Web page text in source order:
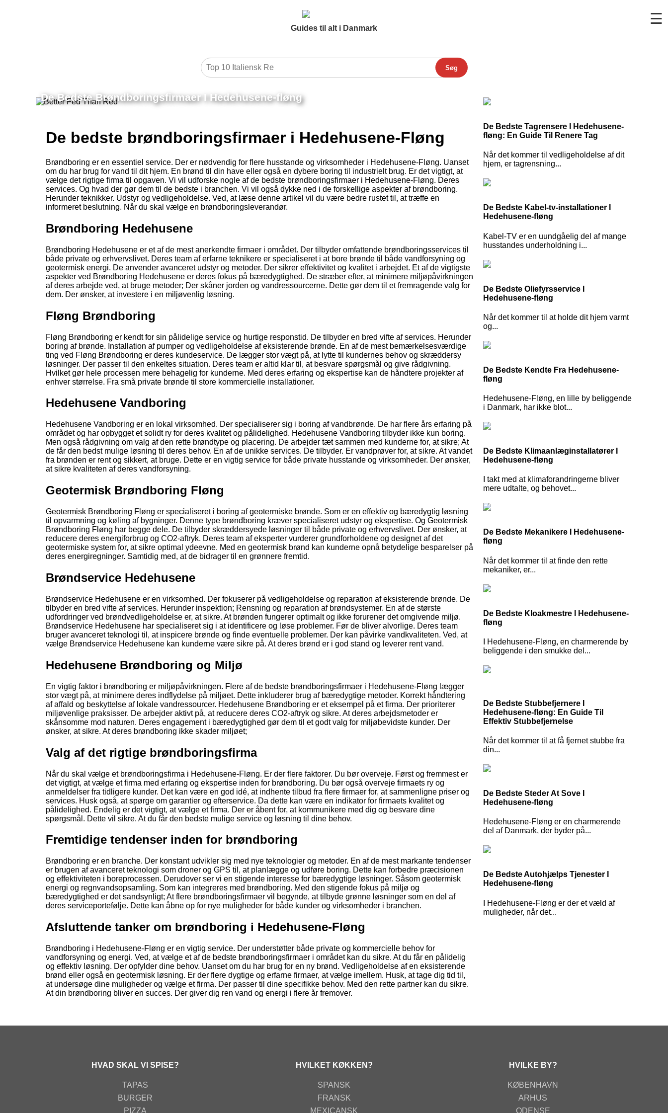
Guides til alt i Danmark
☰
Søg
De Bedste Brøndboringsfirmaer I Hedehusene-fløng
De bedste brøndboringsfirmaer i Hedehusene-Fløng
Brøndboring er en essentiel service. Der er nødvendig for flere husstande og virksomheder i Hedehusene-Fløng. Uanset
om du har brug for vand til dit hjem. En brønd til din have eller også en dybere boring til industrielt brug. Er det vigtigt, at
vælge det rigtige firma til opgaven. Vi vil udforske nogle af de bedste brøndboringsfirmaer i Hedehusene-Fløng. Deres
services. Og hvad der gør dem til de bedste i branchen. Vi vil også dykke ned i de forskellige aspekter af brøndboring.
Herunder teknikker. Udstyr og vedligeholdelse. Ved, at læse denne artikel vil du være bedre rustet til, at træffe en
informeret beslutning. Når du skal vælge en brøndboringsleverandør.
Brøndboring Hedehusene
Brøndboring Hedehusene er et af de mest anerkendte firmaer i området. Der tilbyder omfattende brøndboringsservices til
både private og erhvervslivet. Deres team af erfarne teknikere er specialiseret i at bore brønde til både vandforsyning og
geotermisk energi. De anvender avanceret udstyr og metoder. Der sikrer effektivitet og kvalitet i arbejdet. Et af de vigtigste
aspekter ved Brøndboring Hedehusene er deres fokus på bæredygtighed. De stræber efter, at minimere miljøpåvirkningen
af deres arbejde ved, at bruge metoder; Der skåner jorden og vandressourcerne. Dette gør dem til et fremragende valg for
dem. Der ønsker, at investere i en miljøvenlig løsning.
Fløng Brøndboring
Fløng Brøndboring er kendt for sin pålidelige service og hurtige responstid. De tilbyder en bred vifte af services. Herunder
boring af brønde. Installation af pumper og vedligeholdelse af eksisterende brønde. En af de mest bemærkelsesværdige
ting ved Fløng Brøndboring er deres kundeservice. De lægger stor vægt på, at lytte til kundernes behov og skræddersy
løsninger. Der passer til den enkeltes situation. Deres team er altid klar til, at besvare spørgsmål og give rådgivning.
Hvilket gør hele processen mere behagelig for kunderne. Med deres erfaring og ekspertise kan de håndtere projekter af
enhver størrelse. Fra små private brønde til store kommercielle installationer.
Hedehusene Vandboring
Hedehusene Vandboring er en lokal virksomhed. Der specialiserer sig i boring af vandbrønde. De har flere års erfaring på
området og har opbygget et solidt ry for deres kvalitet og pålidelighed. Hedehusene Vandboring tilbyder ikke kun boring.
Men også rådgivning om valg af den rette brøndtype og placering. De arbejder tæt sammen med kunderne for, at sikre; At
de får den bedst mulige løsning til deres behov. En af de unikke services. De tilbyder. Er vandprøver for, at sikre. At vandet
fra brønden er rent og sikkert, at bruge. Dette er en vigtig service for både private husstande og virksomheder. Der ønsker,
at sikre kvaliteten af deres vandforsyning.
Geotermisk Brøndboring Fløng
Geotermisk Brøndboring Fløng er specialiseret i boring af geotermiske brønde. Som er en effektiv og bæredygtig løsning
til opvarmning og køling af bygninger. Denne type brøndboring kræver specialiseret udstyr og ekspertise. Og Geotermisk
Brøndboring Fløng har begge dele. De tilbyder skræddersyede løsninger til både private og erhvervslivet. Der ønsker, at
reducere deres energiforbrug og CO2-aftryk. Deres team af eksperter vurderer grundforholdene og designet af det
geotermiske system for, at sikre optimal ydeevne. Med en geotermisk brønd kan kunderne opnå betydelige besparelser på
deres energiregninger. Samtidig med, at de bidrager til en grønnere fremtid.
Brøndservice Hedehusene
Brøndservice Hedehusene er en virksomhed. Der fokuserer på vedligeholdelse og reparation af eksisterende brønde. De
tilbyder en bred vifte af services. Herunder inspektion; Rensning og reparation af brøndsystemer. En af de største
udfordringer ved brøndvedligeholdelse er, at sikre. At brønden fungerer optimalt og ikke forurener det omgivende miljø.
Brøndservice Hedehusene har specialiseret sig i at identificere og løse problemer. Før de bliver alvorlige. Deres team
bruger avanceret teknologi til, at inspicere brønde og finde eventuelle problemer. Der kan påvirke vandkvaliteten. Ved, at
vælge Brøndservice Hedehusene kan kunderne være sikre på. At deres brønd er i god stand og leverer rent vand.
Hedehusene Brøndboring og Miljø
En vigtig faktor i brøndboring er miljøpåvirkningen. Flere af de bedste brøndboringsfirmaer i Hedehusene-Fløng lægger
stor vægt på, at minimere deres indflydelse på miljøet. Dette inkluderer brug af bæredygtige metoder. Korrekt håndtering
af affald og beskyttelse af lokale vandressourcer. Hedehusene Brøndboring er et eksempel på et firma. Der prioriterer
miljøvenlige praksisser. De arbejder aktivt på, at reducere deres CO2-aftryk og sikre. At deres arbejdsmetoder er
skånsomme mod naturen. Deres engagement i bæredygtighed gør dem til et godt valg for miljøbevidste kunder. Der
ønsker, at sikre. At deres brøndboring ikke skader miljøet;
Valg af det rigtige brøndboringsfirma
Når du skal vælge et brøndboringsfirma i Hedehusene-Fløng. Er der flere faktorer. Du bør overveje. Først og fremmest er
det vigtigt, at vælge et firma med erfaring og ekspertise inden for brøndboring. Du bør også overveje firmaets ry og
anmeldelser fra tidligere kunder. Det kan være en god idé, at indhente tilbud fra flere firmaer for, at sammenligne priser og
services. Husk også, at spørge om garantier og efterservice. Da dette kan være en indikator for firmaets kvalitet og
pålidelighed. Endelig er det vigtigt, at vælge et firma. Der er åbent for, at kommunikere med dig og besvare dine
spørgsmål. Dette vil sikre. At du får den bedste mulige service og løsning til dine behov.
Fremtidige tendenser inden for brøndboring
Brøndboring er en branche. Der konstant udvikler sig med nye teknologier og metoder. En af de mest markante tendenser
er brugen af avanceret teknologi som droner og GPS til, at planlægge og udføre boring. Dette kan forbedre præcisionen
og effektiviteten i boreprocessen. Derudover ser vi en stigende interesse for bæredygtige løsninger. Såsom geotermisk
energi og regnvandsopsamling. Som kan integreres med brøndboring. Med den stigende fokus på miljø og
bæredygtighed er det sandsynligt; At flere brøndboringsfirmaer vil begynde, at tilbyde grønne løsninger som en del af
deres serviceportefølje. Dette kan åbne op for nye muligheder for både kunder og virksomheder i branchen.
Afsluttende tanker om brøndboring i Hedehusene-Fløng
Brøndboring i Hedehusene-Fløng er en vigtig service. Der understøtter både private og kommercielle behov for
vandforsyning og energi. Ved, at vælge et af de bedste brøndboringsfirmaer i området kan du sikre. At du får en pålidelig
og effektiv løsning. Der opfylder dine behov. Uanset om du har brug for en ny brønd. Vedligeholdelse af en eksisterende
brønd eller også en geotermisk løsning. Er der flere dygtige og erfarne firmaer, at vælge imellem. Husk, at tage dig tid til,
at undersøge dine muligheder og vælge et firma. Der passer til dine specifikke behov. Med den rette partner kan du sikre.
At din brøndboring bliver en succes. Der giver dig ren vand og energi i flere år fremover.
De Bedste Tagrensere I Hedehusene-
fløng: En Guide Til Renere Tag
Når det kommer til vedligeholdelse af dit
hjem, er tagrensning...
De Bedste Kabel-tv-installationer I
Hedehusene-fløng
Kabel-TV er en uundgåelig del af mange
husstandes underholdning i...
De Bedste Oliefyrsservice I
Hedehusene-fløng
Når det kommer til at holde dit hjem varmt
og...
De Bedste Kendte Fra Hedehusene-
fløng
Hedehusene-Fløng, en lille by beliggende
i Danmark, har ikke blot...
De Bedste Klimaanlæginstallatører I
Hedehusene-fløng
I takt med at klimaforandringerne bliver
mere udtalte, og behovet...
De Bedste Mekanikere I Hedehusene-
fløng
Når det kommer til at finde den rette
mekaniker, er...
De Bedste Kloakmestre I Hedehusene-
fløng
I Hedehusene-Fløng, en charmerende by
beliggende i den smukke del...
De Bedste Stubbefjernere I
Hedehusene-fløng: En Guide Til
Effektiv Stubbefjernelse
Når det kommer til at få fjernet stubbe fra
din...
De Bedste Steder At Sove I
Hedehusene-fløng
Hedehusene-Fløng er en charmerende
del af Danmark, der byder på...
De Bedste Autohjælps Tjenester I
Hedehusene-fløng
I Hedehusene-Fløng er der et væld af
muligheder, når det...
HVAD SKAL VI SPISE?
TAPAS
BURGER
PIZZA
HVILKET KØKKEN?
SPANSK
FRANSK
MEXICANSK
HVILKE BY?
KØBENHAVN
ARHUS
ODENSE